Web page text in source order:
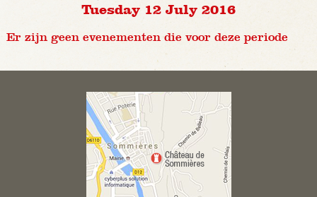
Tuesday 12 July 2016
Er zijn geen evenementen die voor deze periode